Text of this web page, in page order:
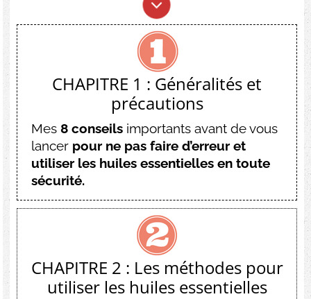
CHAPITRE 1 : Généralités et
précautions
Mes 8 conseils importants avant de vous
lancer pour ne pas faire d’erreur et
utiliser les huiles essentielles en toute
sécurité.
CHAPITRE 2 : Les méthodes pour
utiliser les huiles essentielles